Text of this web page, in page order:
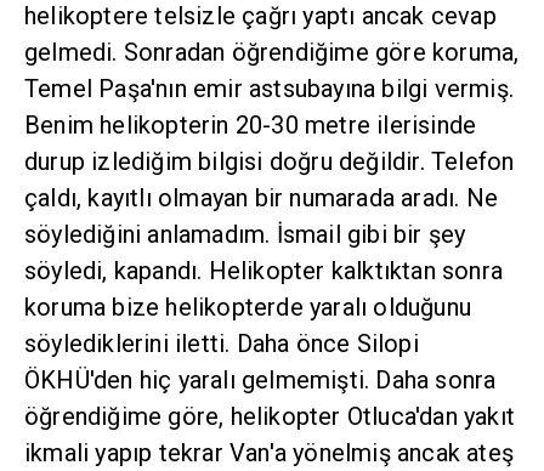
helikoptere telsizle çağrı yaptı ancak cevap
gelmedi. Sonradan öğrendiğime göre koruma,
Temel Paşa'nın emir astsubayına bilgi vermiş.
Benim helikopterin 20-30 metre ilerisinde
durup izlediğim bilgisi doğru değildir. Telefon
çaldı, kayıtlı olmayan bir numarada aradı. Ne
söylediğini anlamadım. İsmail gibi bir şey
söyledi, kapandı. Helikopter kalktıktan sonra
koruma bize helikopterde yaralı olduğunu
söylediklerini iletti. Daha önce Silopi
ÖKHÜ'den hiç yaralı gelmemişti. Daha sonra
öğrendiğime göre, helikopter Otluca'dan yakıt
ikmali yapıp tekrar Van'a yönelmiş ancak ateş